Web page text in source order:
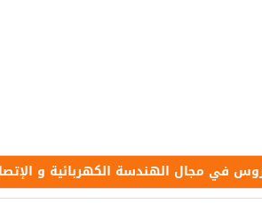
في مجال الهندسة الكهربائية و